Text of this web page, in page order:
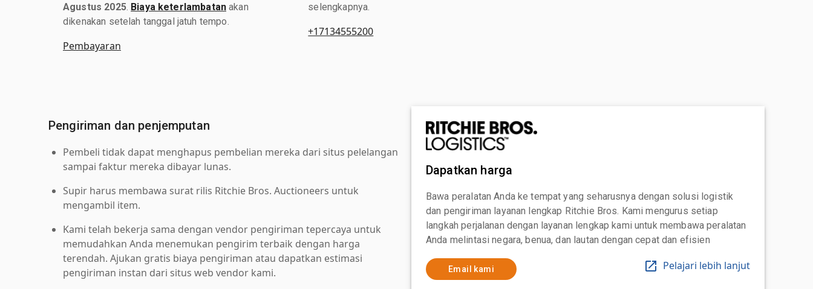
Agustus 2025. Biaya keterlambatanakan
dikenakan setelah tanggal jatuh tempo.
Pembayaran
selengkapnya.
+17134555200
Pengiriman dan penjemputan
Pembeli tidak dapat menghapus pembelian mereka dari situs pelelangan
sampai faktur mereka dibayar lunas.
Supir harus membawa surat rilis Ritchie Bros. Auctioneers untuk
mengambil item.
Kami telah bekerja sama dengan vendor pengiriman tepercaya untuk
memudahkan Anda menemukan pengirim terbaik dengan harga
terendah. Ajukan gratis biaya pengiriman atau dapatkan estimasi
pengiriman instan dari situs web vendor kami.
Dapatkan harga
Bawa peralatan Anda ke tempat yang seharusnya dengan solusi logistik
dan pengiriman layanan lengkap Ritchie Bros. Kami mengurus setiap
langkah perjalanan dengan layanan lengkap kami untuk membawa peralatan
Anda melintasi negara, benua, dan lautan dengan cepat dan efisien
Email kami Pelajari lebih lanjut